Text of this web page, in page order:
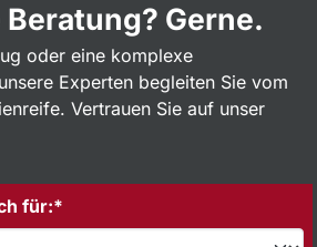
Gerne.
oder eine komplexe
Experten begleiten Sie vom
Vertrauen Sie auf unser
für:*